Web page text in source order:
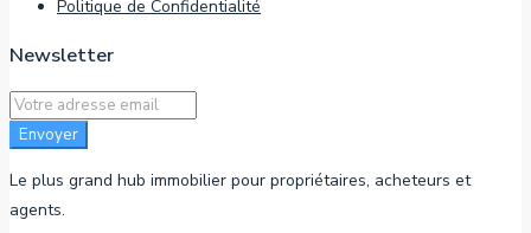
Politique de Confidentialité
Newsletter
Envoyer
Le plus grand hub immobilier pour propriétaires, acheteurs et
agents.